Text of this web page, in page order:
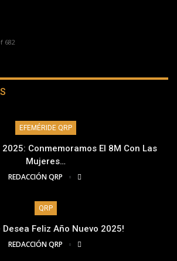
682
EFEMÉRIDE QRP
Conmemoramos El 8M Con Las
Mujeres…
REDACCIÓN QRP
QRP
Desea Feliz Año Nuevo 2025!
REDACCIÓN QRP